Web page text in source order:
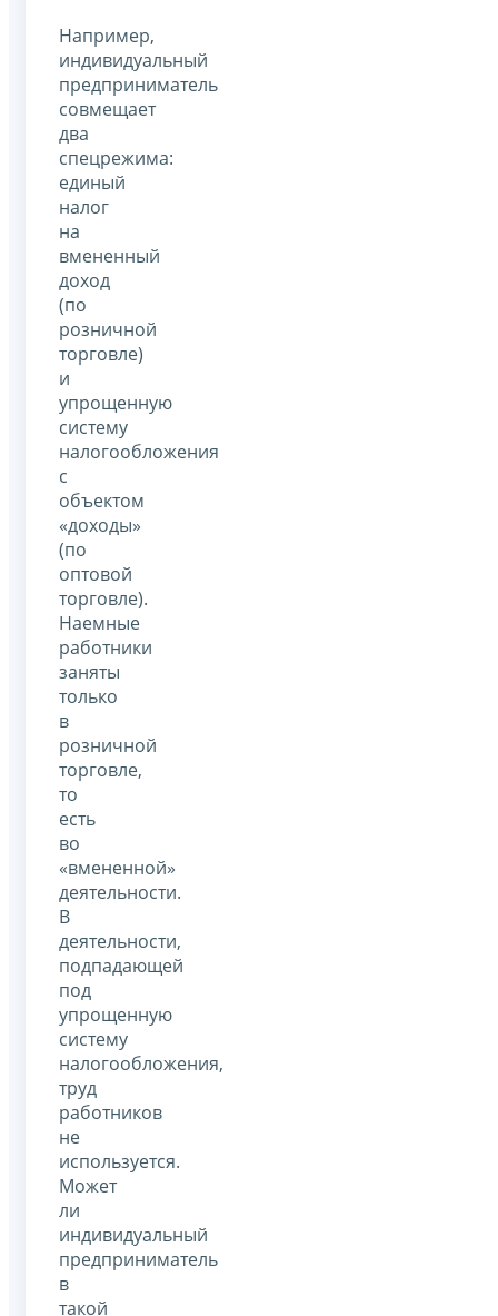
Например,
индивидуальный
предприниматель
совмещает
два
спецрежима:
единый
налог
на
вмененный
доход
(по
розничной
торговле)
и
упрощенную
систему
налогообложения
с
объектом
«доходы»
(по
оптовой
торговле).
Наемные
работники
заняты
только
в
розничной
торговле,
то
есть
во
«вмененной»
деятельности.
В
деятельности,
подпадающей
под
упрощенную
систему
налогообложения,
труд
работников
не
используется.
Может
ли
индивидуальный
предприниматель
в
такой